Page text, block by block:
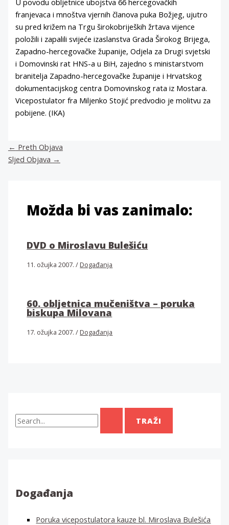
franjevaca i mnoštva vjernih članova puka Božjeg, ujutro
su pred križem na Trgu širokobrijeških žrtava vijence
položili i zapalili svijeće izaslanstva Grada Širokog Brijega,
Zapadno-hercegovačke županije, Odjela za Drugi svjetski
i Domovinski rat HNS-a u BiH, zajedno s ministarstvom
branitelja Zapadno-hercegovačke županije i Hrvatskog
dokumentacijskog centra Domovinskog rata iz Mostara.
Vicepostulator fra Miljenko Stojić predvodio je molitvu za
pobijene. (IKA)
← Preth Objava
Sljed Objava →
Možda bi vas zanimalo:
DVD o Miroslavu Bulešiću
11. ožujka 2007./Događanja
60. obljetnica mučeništva – poruka
biskupa Milovana
17. ožujka 2007./Događanja
T
r
:Događanja
Poruka vicepostulatora kauze bl. Miroslava Bulešića